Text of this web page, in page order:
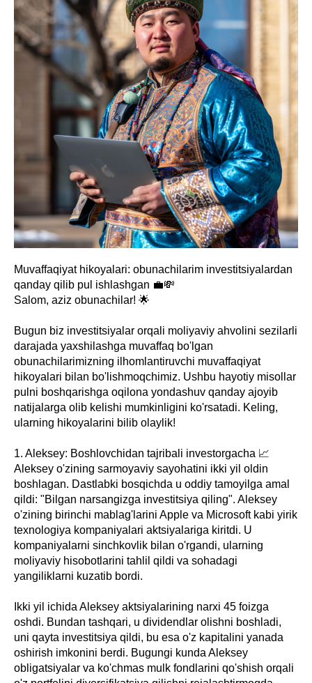
Muvaffaqiyat hikoyalari: obunachilarim investitsiyalardan
qanday qilib pul ishlashgan 💼💸
Salom, aziz obunachilar! 🌟
Bugun biz investitsiyalar orqali moliyaviy ahvolini sezilarli
darajada yaxshilashga muvaffaq bo'lgan
obunachilarimizning ilhomlantiruvchi muvaffaqiyat
hikoyalari bilan bo'lishmoqchimiz. Ushbu hayotiy misollar
pulni boshqarishga oqilona yondashuv qanday ajoyib
natijalarga olib kelishi mumkinligini ko'rsatadi. Keling,
ularning hikoyalarini bilib olaylik!
1. Aleksey: Boshlovchidan tajribali investorgacha 📈
Aleksey o'zining sarmoyaviy sayohatini ikki yil oldin
boshlagan. Dastlabki bosqichda u oddiy tamoyilga amal
qildi: "Bilgan narsangizga investitsiya qiling". Aleksey
o'zining birinchi mablag'larini Apple va Microsoft kabi yirik
texnologiya kompaniyalari aktsiyalariga kiritdi. U
kompaniyalarni sinchkovlik bilan o'rgandi, ularning
moliyaviy hisobotlarini tahlil qildi va sohadagi
yangiliklarni kuzatib bordi.
Ikki yil ichida Aleksey aktsiyalarining narxi 45 foizga
oshdi. Bundan tashqari, u dividendlar olishni boshladi,
uni qayta investitsiya qildi, bu esa o'z kapitalini yanada
oshirish imkonini berdi. Bugungi kunda Aleksey
obligatsiyalar va ko'chmas mulk fondlarini qo'shish orqali